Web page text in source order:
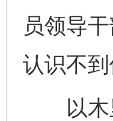
员领导
认识不
以木里